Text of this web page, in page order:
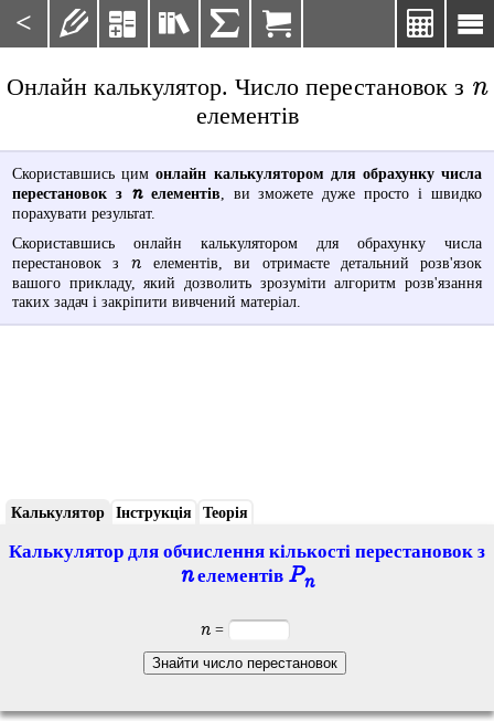
< 

    
Онлайн калькулятор. Число перестановок з n
елементів
Скориставшись цимонлайн калькулятором для обрахунку числа
перестановок з nелементів , ви зможете дуже просто і швидко
порахувати результат.
Скориставшись онлайн калькулятором для обрахунку числа
перестановок з n елементів, ви отримаєте детальний розв'язок
вашого прикладу, який дозволить зрозуміти алгоритм розв'язання
таких задач і закріпити вивчений матеріал.
Калькулятор Інструкція Теорія
Калькулятор для обчислення кількості перестановок з
nелементів Pn
n =